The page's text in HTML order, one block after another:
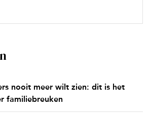
nooit meer wilt zien: dit is het
familiebreuken